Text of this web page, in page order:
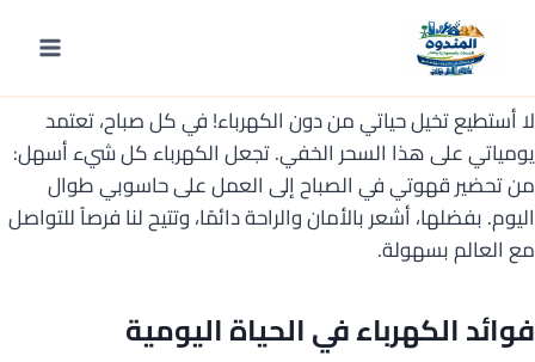
المحتوى
الأهمية الكهرباء في الحياة اليومية
لا أستطيع تخيل حياتي من دون الكهرباء! في كل صباح، تعتمد
يومياتي على هذا السحر الخفي. تجعل الكهرباء كل شيء أسهل:
من تحضير قهوتي في الصباح إلى العمل على حاسوبي طوال
اليوم. بفضلها، أشعر بالأمان والراحة دائمًا، وتتيح لنا فرصاً للتواصل
مع العالم بسهولة.
فوائد الكهرباء في الحياة اليومية